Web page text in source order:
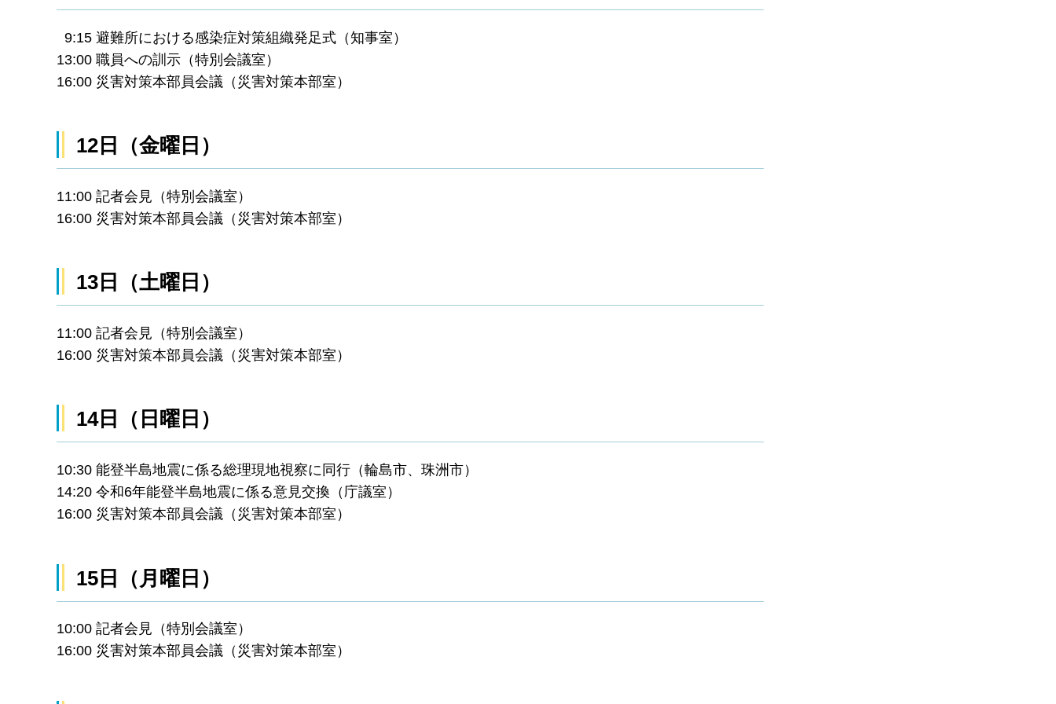
9:15 避難所における感染症対策組織発足式（知事室）
13:00 職員への訓示（特別会議室）
16:00 災害対策本部員会議（災害対策本部室）
12日（金曜日）
11:00 記者会見（特別会議室）
16:00 災害対策本部員会議（災害対策本部室）
13日（土曜日）
11:00 記者会見（特別会議室）
16:00 災害対策本部員会議（災害対策本部室）
14日（日曜日）
10:30 能登半島地震に係る総理現地視察に同行（輪島市、珠洲市）
14:20 令和6年能登半島地震に係る意見交換（庁議室）
16:00 災害対策本部員会議（災害対策本部室）
15日（月曜日）
10:00 記者会見（特別会議室）
16:00 災害対策本部員会議（災害対策本部室）